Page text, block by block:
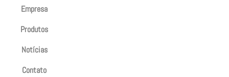
Empresa
Produtos
Notícias
Contato